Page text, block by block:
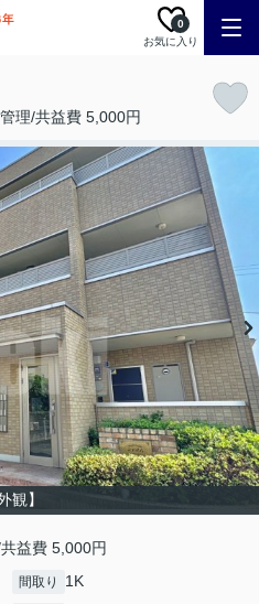
お気に入り
0
管理/共益費 5,000円
観】
益費 5,000円
間取り 1K